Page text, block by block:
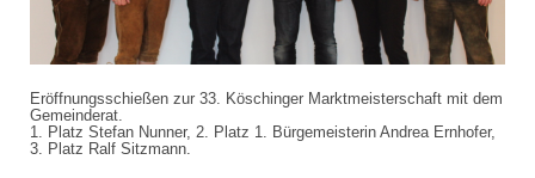
Eröffnungsschießen zur 33. Köschinger Marktmeisterschaft mit dem
Gemeinderat.
1. Platz Stefan Nunner, 2. Platz 1. Bürgemeisterin Andrea Ernhofer,
3. Platz Ralf Sitzmann.